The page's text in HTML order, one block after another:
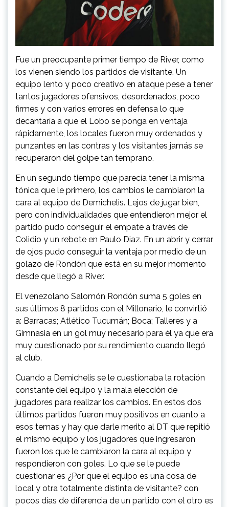
Fue un preocupante primer tiempo de River, como
los vienen siendo los partidos de visitante. Un
equipo lento y poco creativo en ataque pese a tener
tantos jugadores ofensivos, desordenados, poco
firmes y con varios errores en defensa lo que
decantaría a que el Lobo se ponga en ventaja
rápidamente, los locales fueron muy ordenados y
punzantes en las contras y los visitantes jamás se
recuperaron del golpe tan temprano.
En un segundo tiempo que parecía tener la misma
tónica que le primero, los cambios le cambiaron la
cara al equipo de Demichelis. Lejos de jugar bien,
pero con individualidades que entendieron mejor el
partido pudo conseguir el empate a través de
Colidio y un rebote en Paulo Diaz. En un abrir y cerrar
de ojos pudo conseguir la ventaja por medio de un
golazo de Rondón que está en su mejor momento
desde que llegó a River.
El venezolano Salomón Rondón suma 5 goles en
sus últimos 8 partidos con el Millonario, le convirtió
a: Barracas; Atlético Tucumán; Boca; Talleres y a
Gimnasia en un gol muy necesario para él ya que era
muy cuestionado por su rendimiento cuando llegó
al club.
Cuando a Demichelis se le cuestionaba la rotación
constante del equipo y la mala elección de
jugadores para realizar los cambios. En estos dos
últimos partidos fueron muy positivos en cuanto a
esos temas y hay que darle merito al DT que repitió
el mismo equipo y los jugadores que ingresaron
fueron los que le cambiaron la cara al equipo y
respondieron con goles. Lo que se le puede
cuestionar es ¿Por que el equipo es una cosa de
local y otra totalmente distinta de visitante? con
pocos días de diferencia de un partido con el otro es